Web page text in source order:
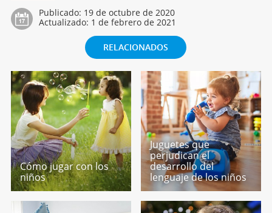
Publicado: 19 de octubre de 2020
Actualizado: 1 de febrero de 2021
RELACIONADOS
Cómo jugar con los
niños
Juguetes que
perjudican el
desarrollo del
lenguaje de los niños